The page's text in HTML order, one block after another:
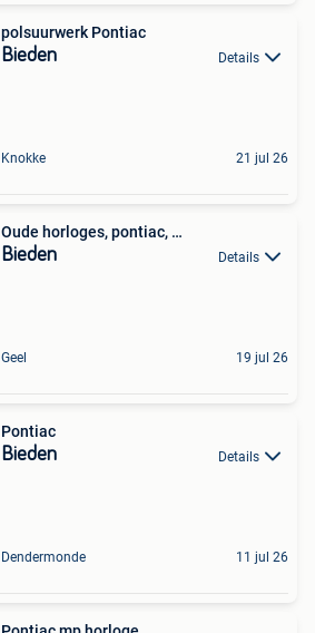
polsuurwerk Pontiac
Bieden Details
Knokke 21 jul 26
Oude horloges, pontiac, …
Bieden Details
Geel 19 jul 26
Pontiac
Bieden Details
Dendermonde 11 jul 26